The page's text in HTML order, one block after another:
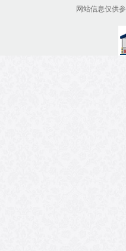
网站信息仅供